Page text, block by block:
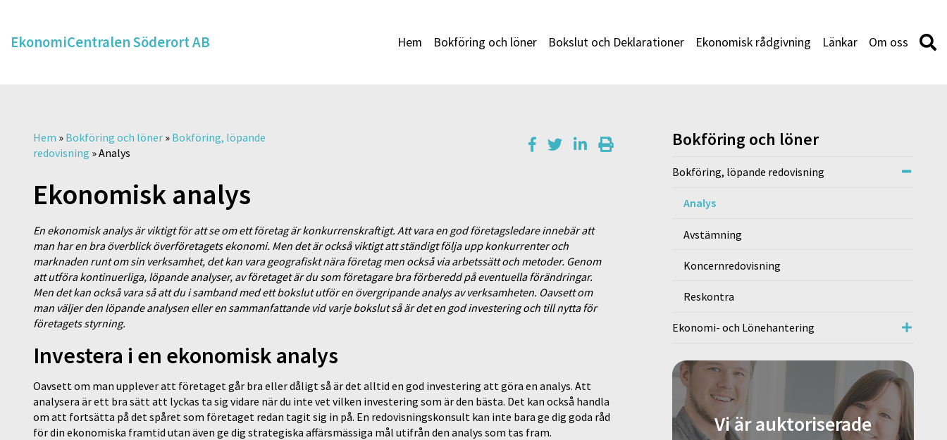
EkonomiCentralen Söderort AB Hem Bokföring och löner Bokslut och Deklarationer Ekonomisk rådgivning Länkar Om oss
Hem » Bokföring och löner » Bokföring, löpande
redovisning »Analys
Ekonomisk analys
En ekonomisk analys är viktigt för att se om ett företag är konkurrenskraftigt. Att vara en god företagsledare innebär att
man har en bra överblick överföretagets ekonomi. Men det är också viktigt att ständigt följa upp konkurrenter och
marknaden runt om sin verksamhet, det kan vara geografiskt nära företag men också via arbetssätt och metoder. Genom
att utföra kontinuerliga, löpande analyser, av företaget är du som företagare bra förberedd på eventuella förändringar.
Men det kan också vara så att du i samband med ett bokslut utför en övergripande analys av verksamheten. Oavsett om
man väljer den löpande analysen eller en sammanfattande vid varje bokslut så är det en god investering och till nytta för
företagets styrning.
Investera i en ekonomisk analys
Oavsett om man upplever att företaget går bra eller dåligt så är det alltid en god investering att göra en analys. Att
analysera är ett bra sätt att lyckas ta sig vidare när du inte vet vilken investering som är den bästa. Det kan också handla
om att fortsätta på det spåret som företaget redan tagit sig in på. En redovisningskonsult kan inte bara ge dig goda råd
för din ekonomiska framtid utan även ge dig strategiska affärsmässiga mål utifrån den analys som tas fram.
Bokföring och löner
Bokföring, löpande redovisning
Analys
Avstämning
Koncernredovisning
Reskontra
Ekonomi- och Lönehantering
Vi är auktoriserade